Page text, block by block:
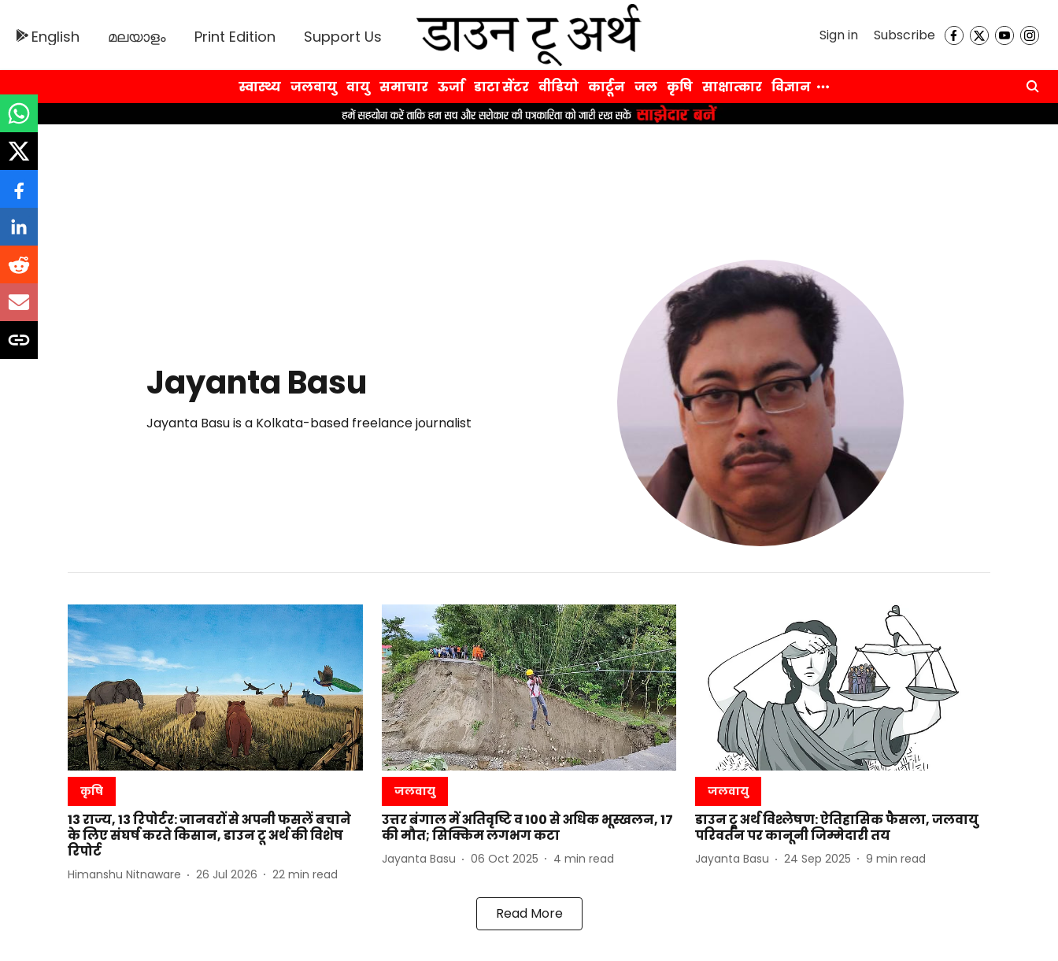
English മലയാളം Print Edition Support Us Sign in Subscribe
स्वास्थ्य जलवायु वायु समाचार ऊर्जा डाटा सेंटर वीडियो कार्टून जल कृषि साक्षात्कार विज्ञान
Jayanta Basu
Jayanta Basu is a Kolkata-based freelance journalist
कृषि
13 राज्य, 13 रिपोर्टर: जानवरों से अपनी फसलें बचाने
के लिए संघर्ष करते किसान, डाउन टू अर्थ की विशेष
रिपोर्ट
Himanshu Nitnaware 26 Jul 2026 22 min read
जलवायु
उत्तर बंगाल में अतिवृष्टि व 100 से अधिक भूस्खलन, 17
की मौत; सिक्किम लगभग कटा
Jayanta Basu 06 Oct 2025 4 min read
जलवायु
डाउन टू अर्थ विश्लेषण: ऐतिहासिक फैसला, जलवायु
परिवर्तन पर कानूनी जिम्मेदारी तय
Jayanta Basu 24 Sep 2025 9 min read
Read More